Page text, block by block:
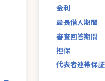
金利
最長借入期間
審査回答期間
担保
代表者連帯保証